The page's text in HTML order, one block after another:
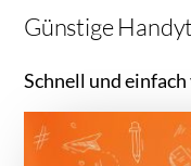
Günstige
Schnell und